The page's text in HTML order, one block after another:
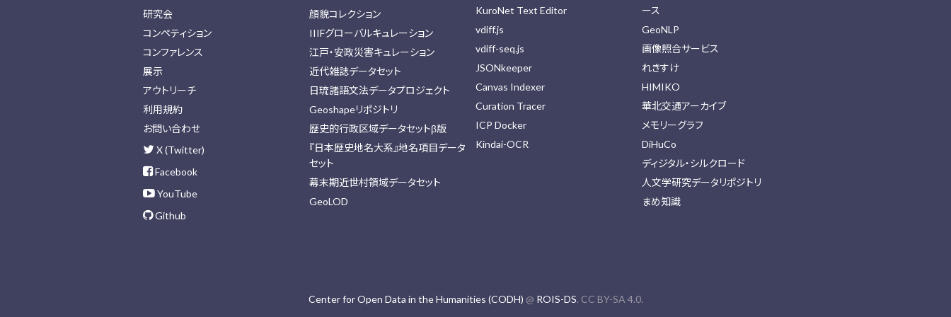
研究会
コンペティション
コンファレンス
展示
アウトリーチ
利用規約
お問い合わせ
X (Twitter)
Facebook
YouTube
Github
顔貌コレクション
IIIFグローバルキュレーション
江戸・安政災害キュレーション
近代雑誌データセット
日琉諸語文法データプロジェクト
Geoshapeリポジトリ
歴史的行政区域データセットβ版
『日本歴史地名大系』地名項目データ
セット
幕末期近世村領域データセット
GeoLOD
KuroNet Text Editor
vdiff.js
vdiff-seq.js
JSONkeeper
Canvas Indexer
Curation Tracer
ICP Docker
Kindai-OCR
ース
GeoNLP
画像照合サービス
れきすけ
HIMIKO
華北交通アーカイブ
メモリーグラフ
DiHuCo
ディジタル・シルクロード
人文学研究データリポジトリ
まめ知識
Center for Open Data in the Humanities (CODH) @ ROIS-DS. CC BY-SA 4.0.